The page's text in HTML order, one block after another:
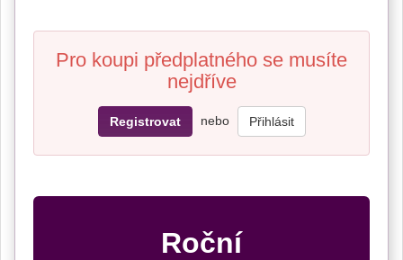
Pro koupi předplatného se musíte
nejdříve
Registrovat nebo Přihlásit
Roční